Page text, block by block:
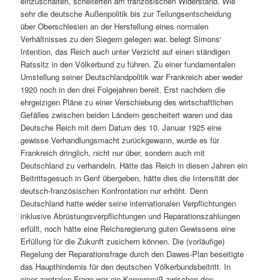
sehr die deutsche Außenpolitik bis zur Teilungsentscheidung
über Oberschlesien an der Herstellung eines normalen
Verhältnisses zu den Siegern gelegen war, belegt Simons‘
Intention, das Reich auch unter Verzicht auf einen ständigen
Ratssitz in den Völkerbund zu führen. Zu einer fundamentalen
Umstellung seiner Deutschlandpolitik war Frankreich aber weder
1920 noch in den drei Folgejahren bereit. Erst nachdem die
ehrgeizigen Pläne zu einer Verschiebung des wirtschaftlichen
Gefälles zwischen beiden Ländern gescheitert waren und das
Deutsche Reich mit dem Datum des 10. Januar 1925 eine
gewisse Verhandlungsmacht zurückgewann, wurde es für
Frankreich dringlich, nicht nur über, sondern auch mit
Deutschland zu verhandeln. Hätte das Reich in diesen Jahren ein
Beitrittsgesuch in Genf übergeben, hätte dies die Intensität der
deutsch-französischen Konfrontation nur erhöht. Denn
Deutschland hatte weder seine internationalen Verpflichtungen
inklusive Abrüstungsverpflichtungen und Reparationszahlungen
erfüllt, noch hätte eine Reichsregierung guten Gewissens eine
Erfüllung für die Zukunft zusichern können. Die (vorläufige)
Regelung der Reparationsfrage durch den Dawes-Plan beseitigte
das Haupthindernis für den deutschen Völkerbundsbeitritt. In